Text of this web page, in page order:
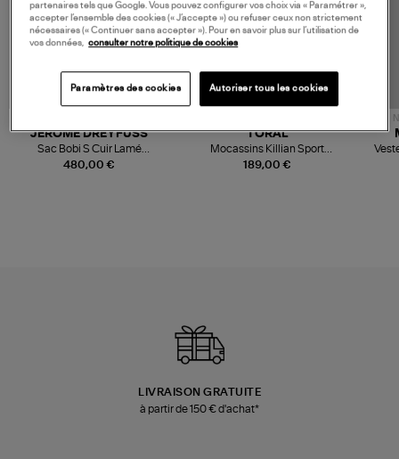
480,00 €
JEROME DREYFUSS
Sac Bobi S Cuir Lamé
Champagne
189,00 €
TORAL
Mocassins Killian Sport
Mousse
LIVRAISON GRATUITE
à partir de 150 € d'achat*
partenaires tels que Google. Vous pouvez configurer vos choix via « Paramétrer »,
accepter l’ensemble des cookies (« J’accepte ») ou refuser ceux non strictement
nécessaires (« Continuer sans accepter »). Pour en savoir plus sur l’utilisation de
vos données, consulter notre politique de cookies
Paramètres des cookies Autoriser tous les cookies